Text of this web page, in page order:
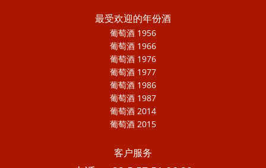
最受欢迎的年份酒
葡萄酒 1956
葡萄酒 1966
葡萄酒 1976
葡萄酒 1977
葡萄酒 1986
葡萄酒 1987
葡萄酒 2014
葡萄酒 2015
客户服务